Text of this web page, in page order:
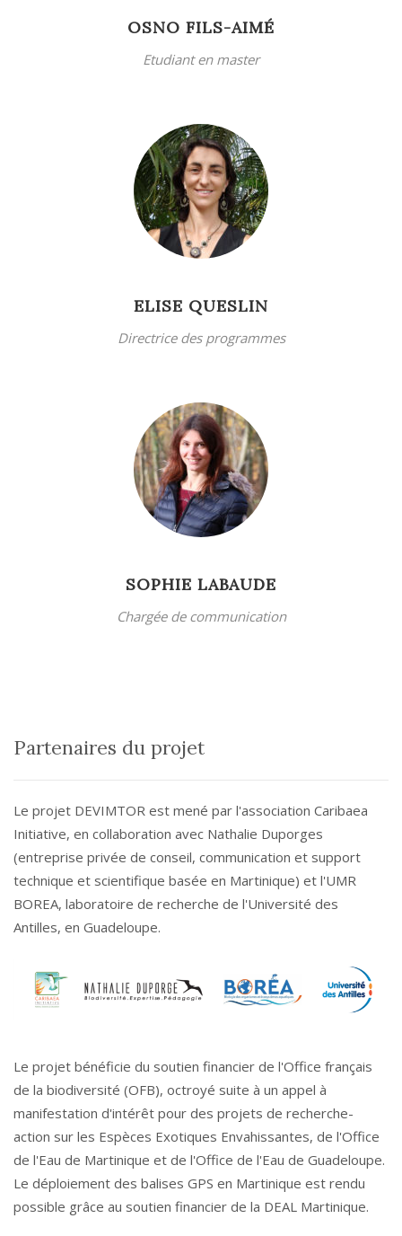
OSNO FILS-AIMÉ
Etudiant en master
ELISE QUESLIN
Directrice des programmes
SOPHIE LABAUDE
Chargée de communication
Partenaires du projet
Le projet DEVIMTOR est mené par l'association Caribaea
Initiative, en collaboration avec Nathalie Duporges
(entreprise privée de conseil, communication et support
technique et scientifique basée en Martinique) et l'UMR
BOREA, laboratoire de recherche de l'Université des
Antilles, en Guadeloupe.
Le projet bénéficie du soutien financier de l'Office français
de la biodiversité (OFB), octroyé suite à un appel à
manifestation d'intérêt pour des projets de recherche-
action sur les Espèces Exotiques Envahissantes, de l'Office
de l'Eau de Martinique et de l'Office de l'Eau de Guadeloupe.
Le déploiement des balises GPS en Martinique est rendu
possible grâce au soutien financier de la DEAL Martinique.